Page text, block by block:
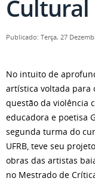
Cultural
Publicado: Terça, 27
No intuito de
artística voltada para
questão da violência
educadora e poetisa
segunda turma do
UFRB, teve seu
obras das artistas
no Mestrado de